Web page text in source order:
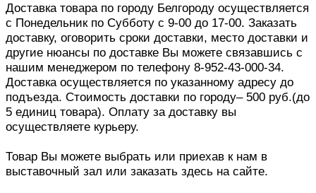
Доставка товара по городу Белгороду осуществляется
c Понедельник по Субботу с 9-00 до 17-00. Заказать
доставку, оговорить сроки доставки, место доставки и
другие нюансы по доставке Вы можете связавшись с
нашим менеджером по телефону 8-952-43-000-34.
Доставка осуществляется по указанному адресу до
подъезда. Стоимость доставки по городу– 500 руб.(до
5 единиц товара). Оплату за доставку вы
осуществляете курьеру.
Товар Вы можете выбрать или приехав к нам в
выставочный зал или заказать здесь на сайте.